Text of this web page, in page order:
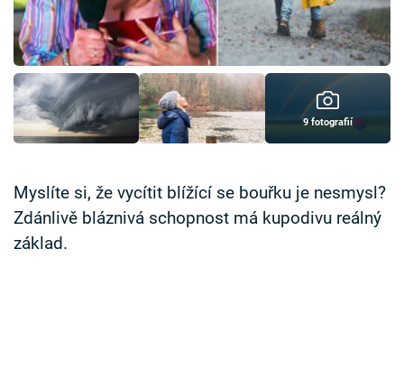
Časopis
Sledujte prima+
Přihlášení
Sledujte nás
9 fotografií
Myslíte si, že vycítit blížící se bouřku je nesmysl?
Zdánlivě bláznivá schopnost má kupodivu reálný
základ.